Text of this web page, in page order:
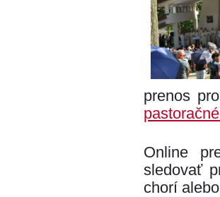
prenos
Online
sledovať
chorí